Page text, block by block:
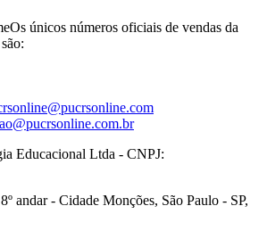
Os únicos números oficiais de vendas da
Educacional Ltda - CNPJ:
andar - Cidade Monções, São Paulo - SP,